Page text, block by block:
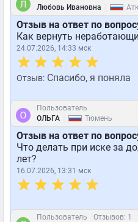
Любовь Ивановна
Отзыв на ответ по
Как вернуть
24.07.2026, 14:33 мск
Отзыв: Спасибо, я поняла
Пользователь
ОЛЬГА
Тюмень
Отзыв на ответ по
Что делать при иске за
лет?
16.07.2026, 13:31 мск
Пользователь
Отзывов: 1